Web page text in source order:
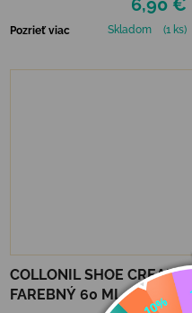
6,90 €
Pozrieť viac Skladom (1 ks)
COLLONIL SHOE CREAM
FAREBNÝ 60 ML -